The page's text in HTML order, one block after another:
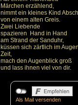
Märchen erzählend,
nimmt ein kleines Kind
von einem alten Greis.
Zwei Liebende
spazieren Hand in Hand
am Strand der Sanduhr,
küssen sich zärtlich im
Zeit,
mach den Augenblick groß
und lass ihnen viel von dir.
Als Mail versenden